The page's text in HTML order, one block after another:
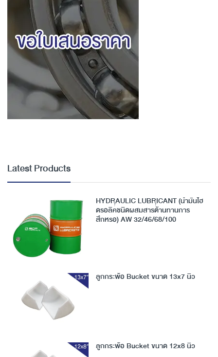
Latest Products
HYDRAULIC LUBRICANT (น้ำมันไฮ
ดรอลิคชนิดผสมสารต้านทานการ
สึกหรอ) AW 32/46/68/100
ลูกกระพ้อ Bucket ขนาด 13x7 นิ้ว
ลูกกระพ้อ Bucket ขนาด 12x8 นิ้ว